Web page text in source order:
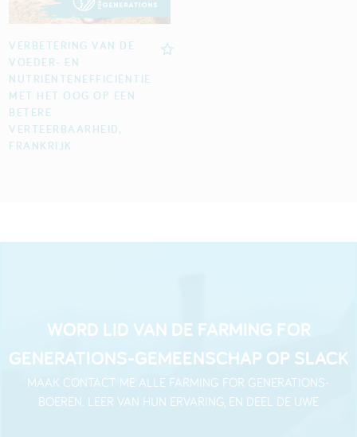
VERBETERING VAN DE
VOEDER- EN
NUTRIËNTENEFFICIËNTIE
MET HET OOG OP EEN
BETERE
VERTEERBAARHEID,
FRANKRIJK
WORD LID VAN DE FARMING FOR
GENERATIONS-GEMEENSCHAP OP SLACK
MAAK CONTACT ME ALLE FARMING FOR GENERATIONS-
BOEREN. LEER VAN HUN ERVARING, EN DEEL DE UWE